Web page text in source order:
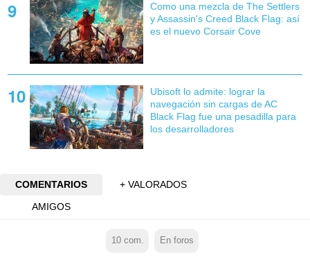
Como una mezcla de The Settlers
y Assassin's Creed Black Flag: así
es el nuevo Corsair Cove
Ubisoft lo admite: lograr la
navegación sin cargas de AC
Black Flag fue una pesadilla para
los desarrolladores
COMENTARIOS
+ VALORADOS
AMIGOS
10com. En foros